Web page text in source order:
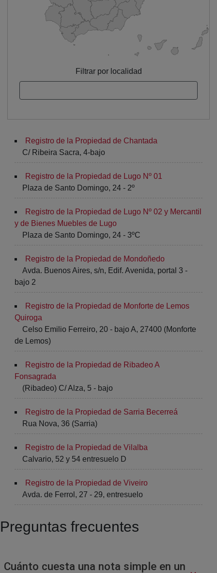
Filtrar por localidad
Registro de la Propiedad de Chantada
C/ Ribeira Sacra, 4-bajo
Registro de la Propiedad de Lugo Nº 01
Plaza de Santo Domingo, 24 - 2º
Registro de la Propiedad de Lugo Nº 02 y Mercantil
y de Bienes Muebles de Lugo
Plaza de Santo Domingo, 24 - 3ºC
Registro de la Propiedad de Mondoñedo
Avda. Buenos Aires, s/n, Edif. Avenida, portal 3 -
bajo 2
Registro de la Propiedad de Monforte de Lemos
Quiroga
Celso Emilio Ferreiro, 20 - bajo A, 27400 (Monforte
de Lemos)
Registro de la Propiedad de Ribadeo A
Fonsagrada
(Ribadeo) C/ Alza, 5 - bajo
Registro de la Propiedad de Sarria Becerreá
Rua Nova, 36 (Sarria)
Registro de la Propiedad de Vilalba
Calvario, 52 y 54 entresuelo D
Registro de la Propiedad de Viveiro
Avda. de Ferrol, 27 - 29, entresuelo
Preguntas frecuentes
Cuánto cuesta una nota simple en un